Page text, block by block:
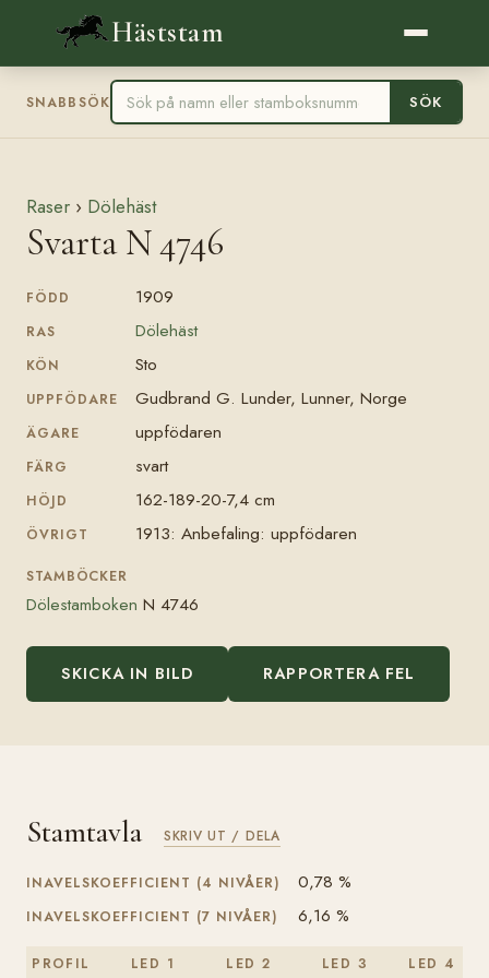
Häststam
SNABBSÖK SÖK
Raser › Dölehäst
Svarta N 4746
FÖDD 1909
RAS Dölehäst
KÖN Sto
UPPFÖDARE Gudbrand G. Lunder, Lunner, Norge
ÄGARE uppfödaren
FÄRG svart
HÖJD 162-189-20-7,4 cm
ÖVRIGT 1913: Anbefaling: uppfödaren
STAMBÖCKER
Dölestamboken N 4746
SKICKA IN BILD RAPPORTERA FEL
Stamtavla SKRIV UT / DELA
INAVELSKOEFFICIENT (4 NIVÅER) 0,78 %
INAVELSKOEFFICIENT (7 NIVÅER) 6,16 %
PROFIL LED 1 LED 2 LED 3 LED 4